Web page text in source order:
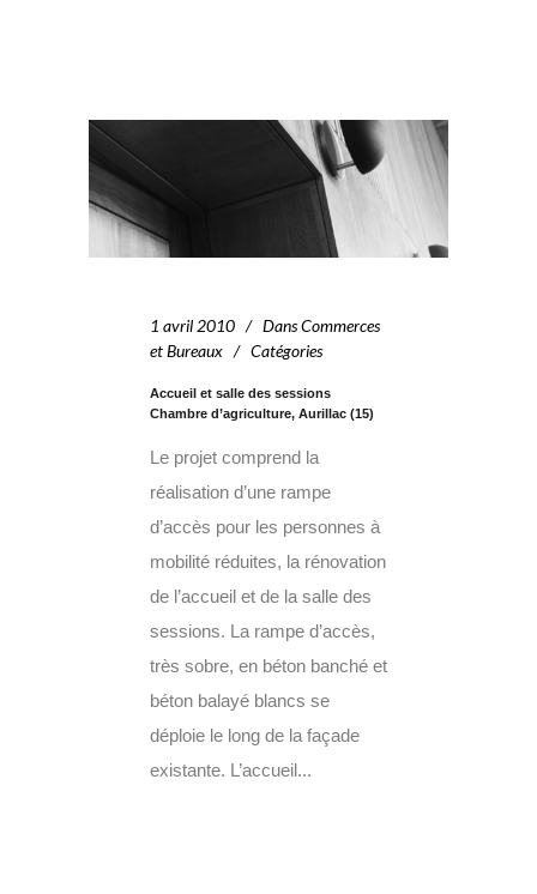
1 avril 2010 DansCommerces
et Bureaux
Catégories
Accueil et salle des sessions
Chambre d’agriculture, Aurillac (15)
Le projet comprend la
réalisation d’une rampe
d’accès pour les personnes à
mobilité réduites, la rénovation
de l’accueil et de la salle des
sessions. La rampe d’accès,
très sobre, en béton banché et
béton balayé blancs se
déploie le long de la façade
existante. L’accueil...